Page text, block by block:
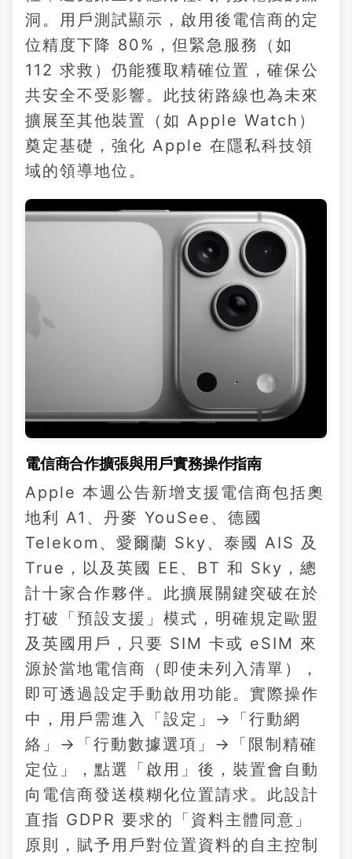
洞。用戶測試顯示，啟用後電信商的定
位精度下降 80%，但緊急服務（如
112 求救）仍能獲取精確位置，確保公
共安全不受影響。此技術路線也為未來
擴展至其他裝置（如 Apple Watch）
奠定基礎，強化 Apple 在隱私科技領
域的領導地位。
電信商合作擴張與用戶實務操作指南
Apple 本週公告新增支援電信商包括奧
地利 A1、丹麥 YouSee、德國
Telekom、愛爾蘭 Sky、泰國 AIS 及
True，以及英國 EE、BT 和 Sky，總
計十家合作夥伴。此擴展關鍵突破在於
打破「預設支援」模式，明確規定歐盟
及英國用戶，只要 SIM 卡或 eSIM 來
源於當地電信商（即使未列入清單），
即可透過設定手動啟用功能。實際操作
中，用戶需進入「設定」→「行動網
絡」→「行動數據選項」→「限制精確
定位」，點選「啟用」後，裝置會自動
向電信商發送模糊化位置請求。此設計
直指 GDPR 要求的「資料主體同意」
原則，賦予用戶對位置資料的自主控制